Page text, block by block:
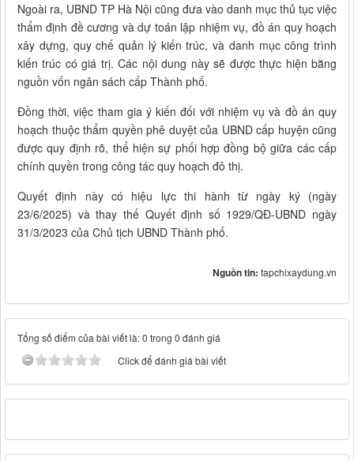
Ngoài ra, UBND TP Hà Nội cũng đưa vào danh mục thủ tục việc
thẩm định đề cương và dự toán lập nhiệm vụ, đồ án quy hoạch
xây dựng, quy chế quản lý kiến trúc, và danh mục công trình
kiến trúc có giá trị. Các nội dung này sẽ được thực hiện bằng
nguồn vốn ngân sách cấp Thành phố.
Đồng thời, việc tham gia ý kiến đối với nhiệm vụ và đồ án quy
hoạch thuộc thẩm quyền phê duyệt của UBND cấp huyện cũng
được quy định rõ, thể hiện sự phối hợp đồng bộ giữa các cấp
chính quyền trong công tác quy hoạch đô thị.
Quyết định này có hiệu lực thi hành từ ngày ký (ngày
23/6/2025) và thay thế Quyết định số 1929/QĐ-UBND ngày
31/3/2023 của Chủ tịch UBND Thành phố.
Nguồn tin: tapchixaydung.vn
Tổng số điểm của bài viết là: 0 trong 0 đánh giá
Click để đánh giá bài viết